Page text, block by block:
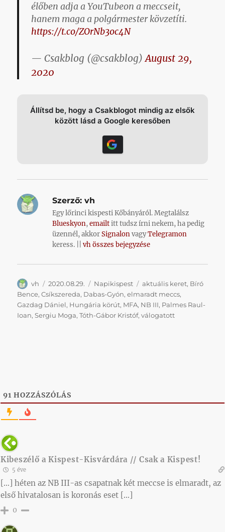
élőben adja a YouTubeon a meccseit,
hanem maga a polgármester kövzetíti.
https://t.co/ZOrNb3oc4N
— Csakblog (@csakblog)August 29,
2020
Állítsd be, hogy a Csakblogot mindig az elsők
között lásd a Google keresőben
Szerző: vh
Egy lőrinci kispesti Kőbányáról. Megtalálsz
Blueskyon,emailtitt tudsz írni nekem, ha pedig
üzennél, akkorSignalonvagyTelegramon
keress. ||vh összes bejegyzése
Szerző
vh Közzétéve
2020.08.29. Kategória
Napikispest Címke
aktuális keret, Bíró
Bence,Csíkszereda, Dabas-Gyón,elmaradt meccs,
Gazdag Dániel, Hungária körút, MFA, NB III, Palmes Raul-
Ioan,Sergiu Moga,Tóth-Gábor Kristóf,válogatott
91 HOZZÁSZÓLÁS
Kibeszélő a Kispest-Kisvárdára // Csak a Kispest!
5 éve
[…] héten az NB III-as csapatnak két meccse is elmaradt, az
első hivatalosan is koronás eset […]
0